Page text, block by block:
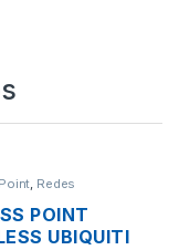
, Redes
POINT
UBIQUITI